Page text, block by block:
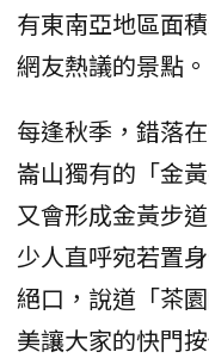
有東南亞地區面
網友熱議的景點。
每逢秋季，錯落
崙山獨有的「金
又會形成金黃步
少人直呼宛若置
絕口，說道「茶
美讓大家的快門